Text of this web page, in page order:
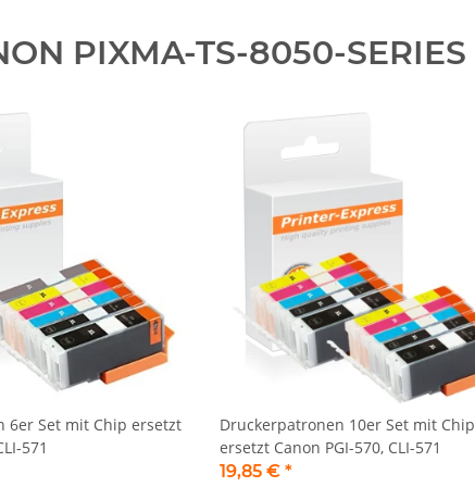
PIXMA-TS-8050-SERIES
6er Set mit Chip ersetzt
571
Druckerpatronen 10er Set mit Chip
ersetzt Canon PGI-570, CLI-571
19,85 € *